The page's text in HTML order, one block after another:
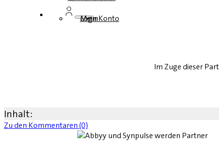
Login
Mein Konto
Im Zuge dieser
Inhalt:
Zu den Kommentaren (0)